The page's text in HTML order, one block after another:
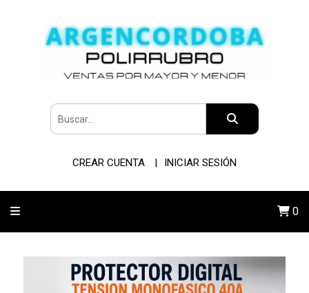
CREAR CUENTA INICIAR SESIÓN
0